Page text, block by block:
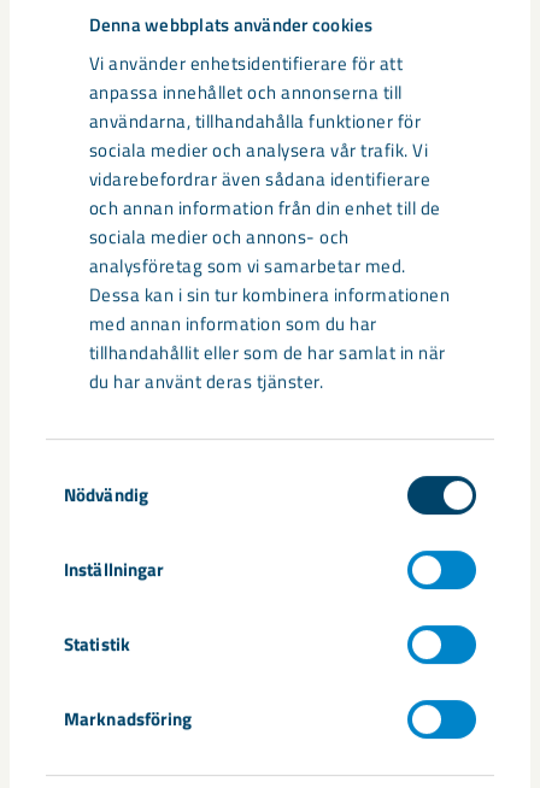
Denna webbplats använder cookies
Vi använder enhetsidentifierare för att
anpassa innehållet och annonserna till
användarna, tillhandahålla funktioner för
sociala medier och analysera vår trafik. Vi
vidarebefordrar även sådana identifierare
och annan information från din enhet till de
sociala medier och annons- och
analysföretag som vi samarbetar med.
Dessa kan i sin tur kombinera informationen
med annan information som du har
tillhandahållit eller som de har samlat in när
du har använt deras tjänster.
Nödvändig
Inställningar
Statistik
Marknadsföring
Relaterat innehåll
Så kan humanoida robotar öka
säkerheten i framtidens gruva
Utvecklingen av humanoida robotar, människoliknande
tekniken blir alltmer avancerad ...